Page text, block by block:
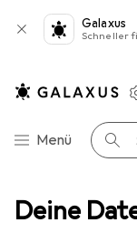
Deine
Galaxus
Schneller
Navigation nach
Menü Suche
+ Bohren